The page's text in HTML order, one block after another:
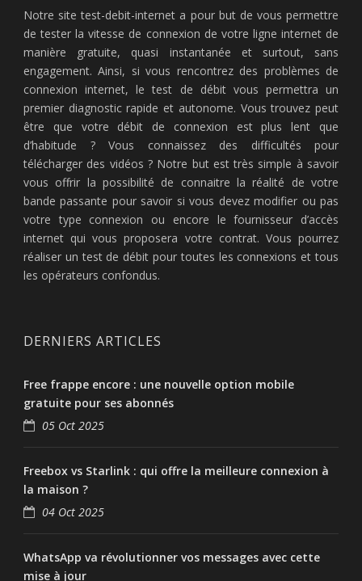
Notre site test-debit-internet a pour but de vous permettre
de tester la vitesse de connexion de votre ligne internet de
manière gratuite, quasi instantanée et surtout, sans
engagement. Ainsi, si vous rencontrez des problèmes de
connexion internet, le test de débit vous permettra un
premier diagnostic rapide et autonome. Vous trouvez peut
être que votre débit de connexion est plus lent que
d’habitude ? Vous connaissez des difficultés pour
télécharger des vidéos ? Notre but est très simple à savoir
vous offrir la possibilité de connaitre la réalité de votre
bande passante pour savoir si vous devez modifier ou pas
votre type connexion ou encore le fournisseur d’accès
internet qui vous proposera votre contrat. Vous pourrez
réaliser un test de débit pour toutes les connexions et tous
les opérateurs confondus.
DERNIERS ARTICLES
Free frappe encore : une nouvelle option mobile
gratuite pour ses abonnés
05 Oct 2025
Freebox vs Starlink : qui offre la meilleure connexion à
la maison ?
04 Oct 2025
WhatsApp va révolutionner vos messages avec cette
mise à jour